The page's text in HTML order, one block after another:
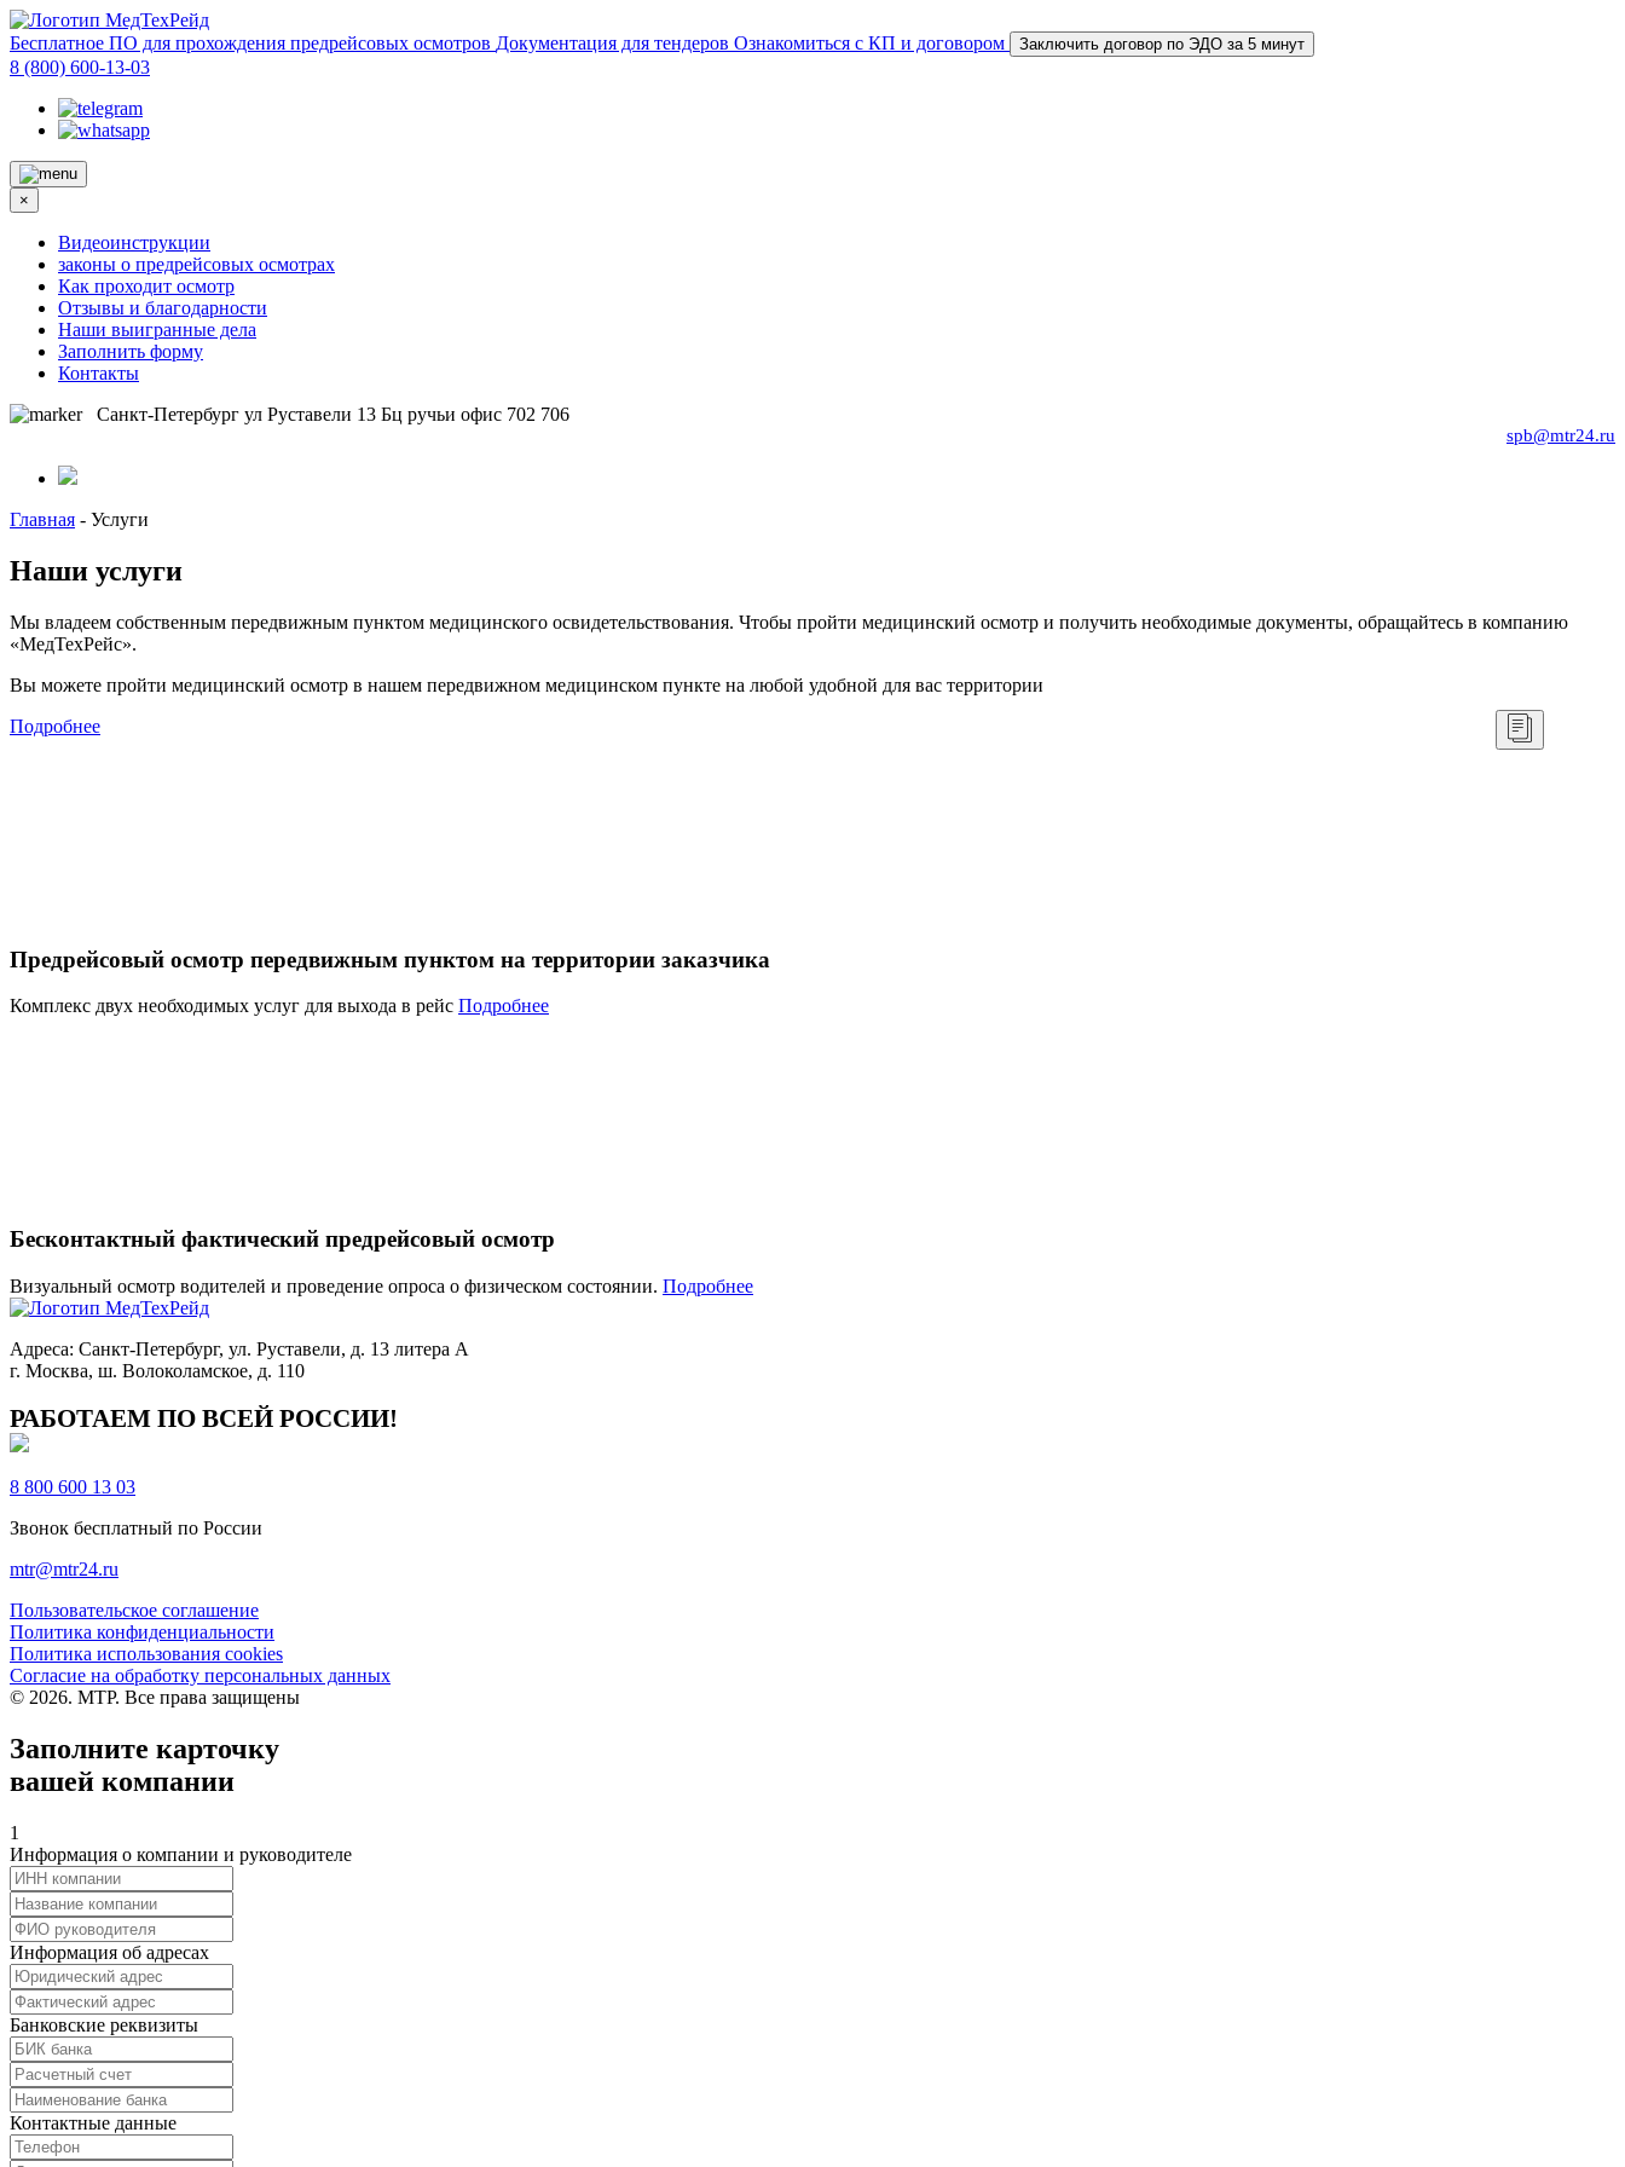
Бесплатное ПО для прохождения предрейсовых осмотров Документация для тендеров Ознакомиться с КП и договором Заключить договор по ЭДО за 5 минут
8 (800) 600-13-03
×
Видеоинструкции
законы о предрейсовых осмотрах
Как проходит осмотр
Отзывы и благодарности
Наши выигранные дела
Заполнить форму
Контакты
Санкт-Петербург ул Руставели 13 Бц ручьи офис 702 706
spb@mtr24.ru
Главная - Услуги
Наши услуги
Мы владеем собственным передвижным пунктом медицинского освидетельствования. Чтобы пройти медицинский осмотр и получить необходимые документы, обращайтесь в компанию
«МедТехРейс».
Вы можете пройти медицинский осмотр в нашем передвижном медицинском пункте на любой удобной для вас территории
Подробнее
Предрейсовый осмотр передвижным пунктом на территории заказчика
Комплекс двух необходимых услуг для выхода в рейс Подробнее
Бесконтактный фактический предрейсовый осмотр
Визуальный осмотр водителей и проведение опроса о физическом состоянии. Подробнее
Адреса: Санкт-Петербург, ул. Руставели, д. 13 литера А
г. Москва, ш. Волоколамское, д. 110
РАБОТАЕМ ПО ВСЕЙ РОССИИ!
8 800 600 13 03
Звонок бесплатный по России
mtr@mtr24.ru
Пользовательское соглашение
Политика конфиденциальности
Политика использования cookies
Согласие на обработку персональных данных
© 2026. МТР. Все права защищены
Заполните карточку
вашей компании
1
Информация о компании и руководителе
Информация об адресах
Банковские реквизиты
Контактные данные